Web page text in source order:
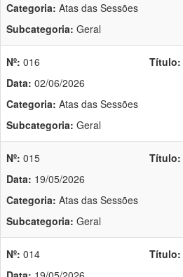
Categoria: Atas das Sessões
Subcategoria: Geral
Nº: 016
Data: 02/06/2026
Categoria: Atas das Sessões
Subcategoria: Geral
Título:
Nº: 015
Data: 19/05/2026
Categoria: Atas das Sessões
Subcategoria: Geral
Título:
Nº: 014
Título: